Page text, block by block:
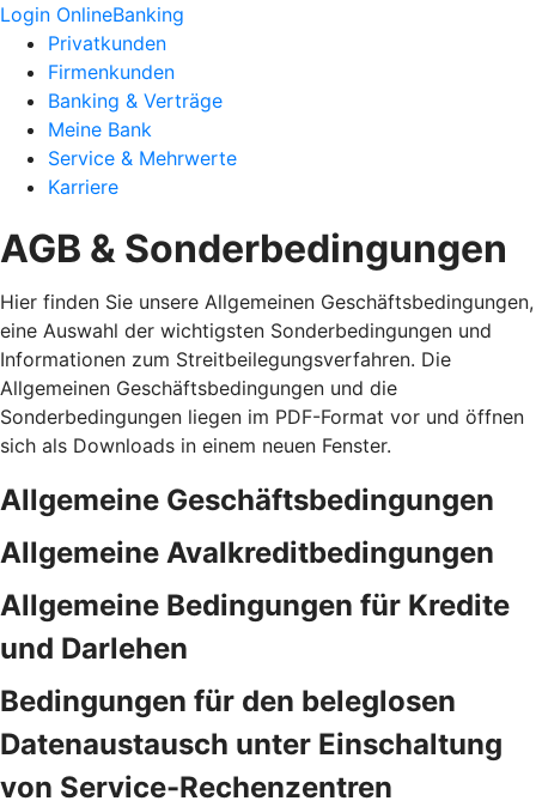
Login OnlineBanking
Privatkunden
Firmenkunden
Banking & Verträge
Meine Bank
Service & Mehrwerte
Karriere
AGB & Sonderbedingungen
Hier finden Sie unsere Allgemeinen Geschäftsbedingungen,
eine Auswahl der wichtigsten Sonderbedingungen und
Informationen zum Streitbeilegungsverfahren. Die
Allgemeinen Geschäftsbedingungen und die
Sonderbedingungen liegen im PDF-Format vor und öffnen
sich als Downloads in einem neuen Fenster.
Allgemeine Geschäftsbedingungen
Allgemeine Avalkreditbedingungen
Allgemeine Bedingungen für Kredite
und Darlehen
Bedingungen für den beleglosen
Datenaustausch unter Einschaltung
von Service-Rechenzentren